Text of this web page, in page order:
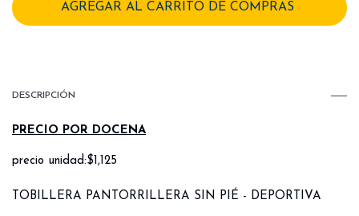
DESCRIPCIÓN
PRECIO POR DOCENA
precio unidad:$1,125
TOBILLERA PANTORRILLERA SIN PIÉ - DEPORTIVA